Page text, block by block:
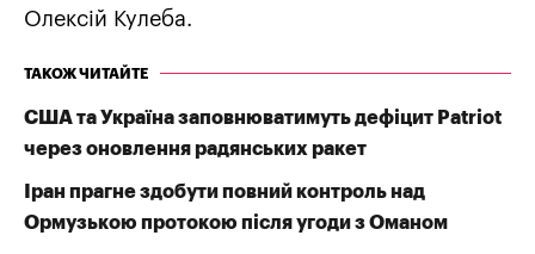
Олексій Кулеба.
ТАКОЖ ЧИТАЙТЕ
США та Україна заповнюватимуть дефіцит Patriot
через оновлення радянських ракет
Іран прагне здобути повний контроль над
Ормузькою протокою після угоди з Оманом